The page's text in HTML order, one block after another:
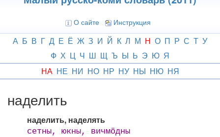
О сайте Инструкция
А Б В Г Д Е Ё Ж З И Й К Л М Н О П Р С Т У
Ф Х Ц Ч Ш Щ Ъ Ы Ь Э Ю Я
НА НЕ НИ НО НР НУ НЫ НЮ НЯ
наделить
наделить, наделять
сетны, юкны, вичмӧдны